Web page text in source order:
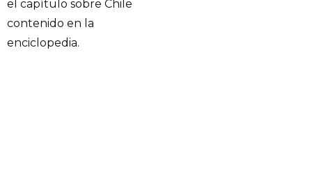
el capítulo sobre Chile
contenido en la
enciclopedia.